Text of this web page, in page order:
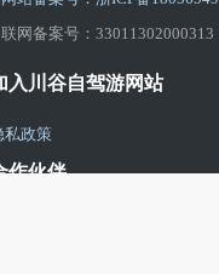
联网备案号：33011302000313
入川谷自驾游网站
私政策
作伙伴